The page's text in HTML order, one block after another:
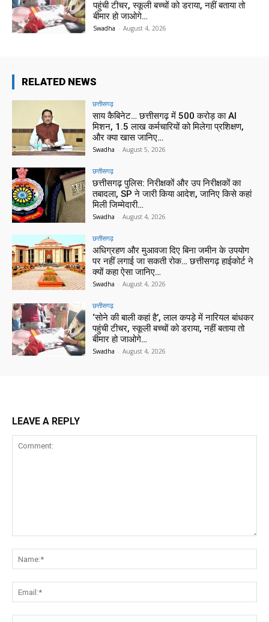
पहुंची टीचर, स्कूली बच्चों को डराया, नहीं बताया तो
बीमार हो जाओगे…
Swadha - August 4, 2026
RELATED NEWS
छत्तीसगढ़
साय कैबिनेट… छत्तीसगढ़ में 500 करोड़ का AI
मिशन, 1.5 लाख कर्मचारियों को मिलेगा प्रशिक्षण,
और क्या खास जानिए…
Swadha - August 5, 2026
छत्तीसगढ़
छत्तीसगढ़ पुलिस: निरीक्षकों और उप निरीक्षकों का
तबादला, SP ने जारी किया आदेश, जानिए किसे कहां
मिली जिम्मेदारी…
Swadha - August 4, 2026
छत्तीसगढ़
अधिग्रहण और मुआवजा दिए बिना जमीन के उपयोग
पर नहीं लगाई जा सकती रोक… छत्तीसगढ़ हाईकोर्ट ने
क्यों कहा ऐसा जानिए…
Swadha - August 4, 2026
छत्तीसगढ़
‘सोने की बाली कहां है’, लाल कपड़े में नारियल बांधकर
पहुंची टीचर, स्कूली बच्चों को डराया, नहीं बताया तो
बीमार हो जाओगे…
Swadha - August 4, 2026
LEAVE A REPLY